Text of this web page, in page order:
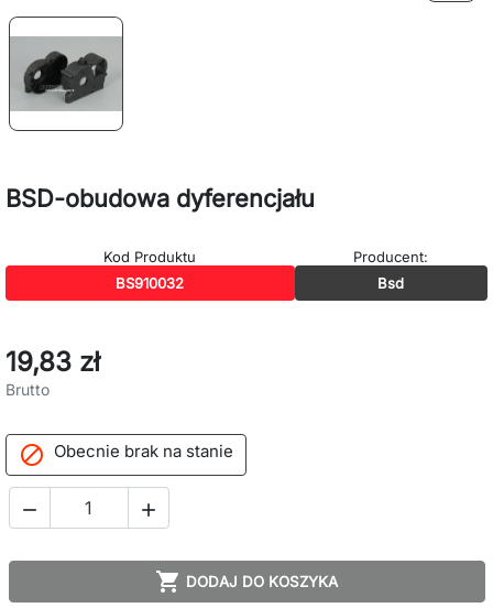
BSD-obudowa dyferencjału
Kod Produktu
BS910032
Producent:
Bsd
19,83 zł
Brutto
 Obecnie brak na stanie
 
 DODAJ DO KOSZYKA